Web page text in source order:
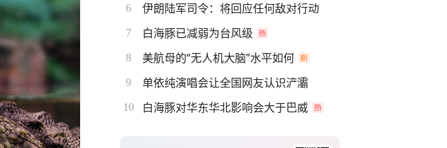
6 伊朗陆军司令：将回应任何敌对行动
7 白海豚已减弱为台风级
8 美航母的“无人机大脑”水平如何
9 单依纯演唱会让全国网友认识浐灞
10 白海豚对华东华北影响会大于巴威